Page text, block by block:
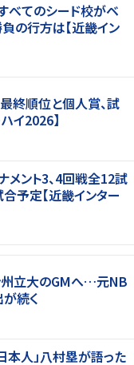
べてのシード校がベ
の行方は【近畿イン
順位と個人賞、試
イ2026】
メント3、4回戦全12試
予定【近畿インター
州立大のGMへ…元NB
続く
本人」八村塁が語った